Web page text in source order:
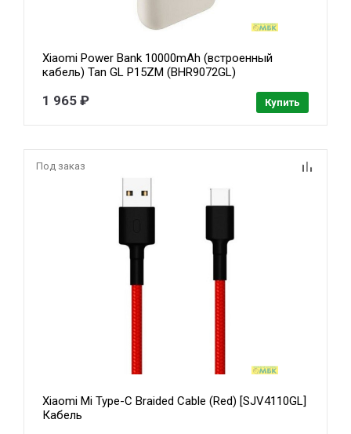
Xiaomi Power Bank 10000mAh (встроенный
кабель) Tan GL P15ZM (BHR9072GL)
1 965 ₽ Купить
Под заказ
Xiaomi Mi Type-C Braided Cable (Red) [SJV4110GL]
Кабель